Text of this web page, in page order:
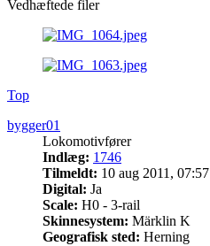
Vedhæftede filer
Top
bygger01
Lokomotivfører
Indlæg: 1746
Tilmeldt: 10 aug 2011, 07:57
Digital: Ja
Scale: H0 - 3-rail
Skinnesystem: Märklin K
Geografisk sted: Herning